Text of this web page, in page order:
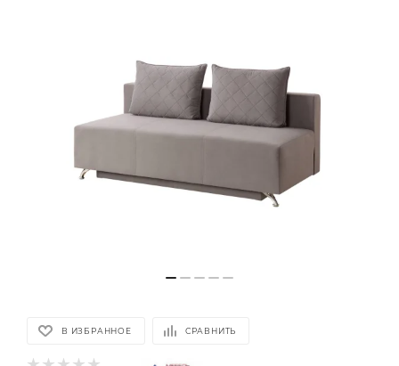
В ИЗБРАННОЕ СРАВНИТЬ